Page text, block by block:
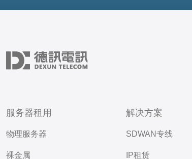
服务器租用
物理服务器
裸金属
解决方案
SDWAN专线
IP租赁